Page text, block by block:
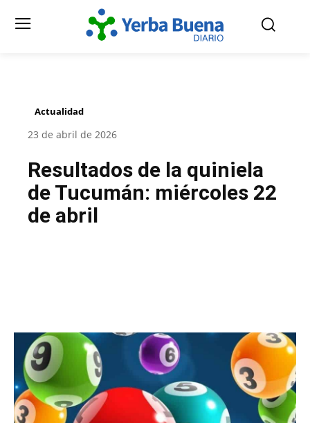
Actualidad
23 de abril de 2026
Resultados de la quiniela
de Tucumán: miércoles 22
de abril